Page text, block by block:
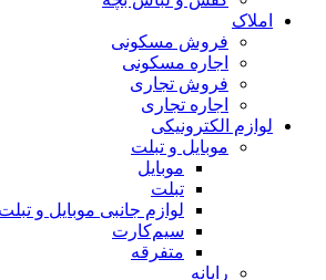
املاک
فروش مسکونی
اجاره مسکونی
فروش تجاری
اجاره تجاری
لوازم الکترونیکی
موبایل و تبلت
موبایل
تبلت
لوازم جانبی موبایل و تبلت
سیم‌کارت
متفرقه
رایانه